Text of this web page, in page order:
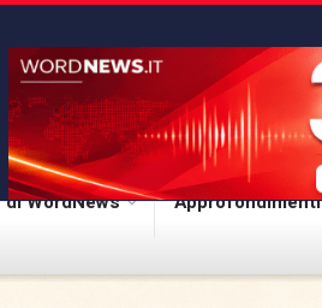
WordNews Approfondimenti